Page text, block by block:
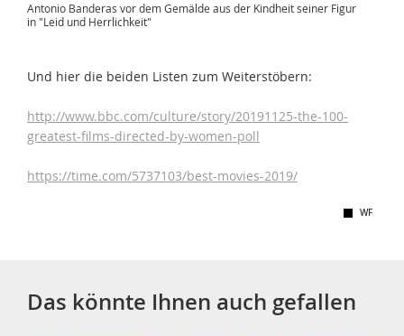
Antonio Banderas vor dem Gemälde aus der Kindheit seiner Figur
in "Leid und Herrlichkeit"
Und hier die beiden Listen zum Weiterstöbern:
http://www.bbc.com/culture/story/20191125-the-100-
greatest-films-directed-by-women-poll
https://time.com/5737103/best-movies-2019/
WF
Das könnte Ihnen auch gefallen